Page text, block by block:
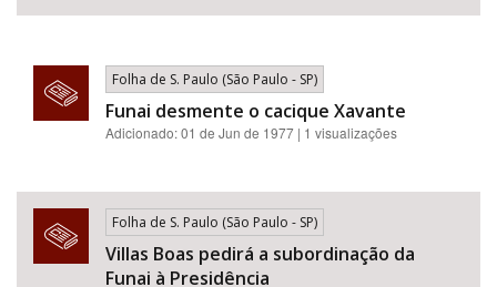
Folha de S. Paulo (São Paulo - SP)
Funai desmente o cacique Xavante
Adicionado: 01 de Jun de 1977 | 1 visualizações
Folha de S. Paulo (São Paulo - SP)
Villas Boas pedirá a subordinação da
Funai à Presidência